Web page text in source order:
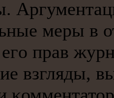
меры в
прав
взгляды,